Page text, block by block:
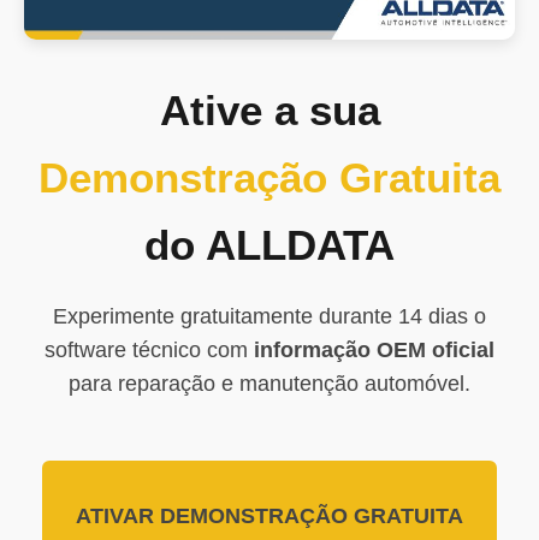
Ative a sua
Demonstração Gratuita
do ALLDATA
Experimente gratuitamente durante 14 dias o
software técnico com informação OEM oficial
para reparação e manutenção automóvel.
ATIVAR DEMONSTRAÇÃO GRATUITA